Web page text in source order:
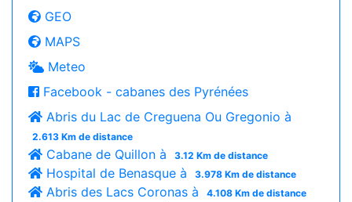
GEO
MAPS
Meteo
Facebook - cabanes des Pyrénées
Abris du Lac de Creguena Ou Gregonio à
2.613 Km de distance
Cabane de Quillon à 3.12 Km de distance
Hospital de Benasque à 3.978 Km de distance
Abris des Lacs Coronas à 4.108 Km de distance